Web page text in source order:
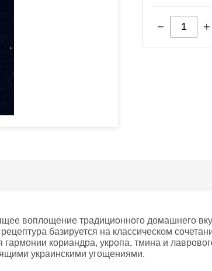
− +
воплощение традиционного домашнего
базируется на классическом
гармонии кориандра, укропа, тмина и
украинскими угощениями.